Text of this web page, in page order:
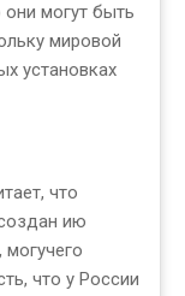
могут быть
мировой
установках
что
ию
что у России